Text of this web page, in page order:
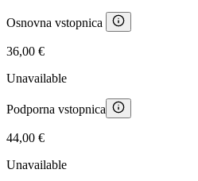
Osnovna vstopnica
36,00 €
Unavailable
Podporna vstopnica
44,00 €
Unavailable